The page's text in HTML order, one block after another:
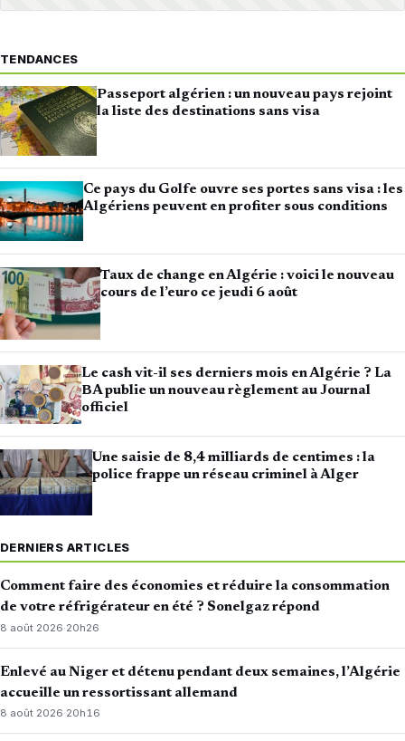
TENDANCES
Passeport algérien : un nouveau pays rejoint
la liste des destinations sans visa
Ce pays du Golfe ouvre ses portes sans visa : les
Algériens peuvent en profiter sous conditions
Taux de change en Algérie : voici le nouveau
cours de l’euro ce jeudi 6 août
Le cash vit-il ses derniers mois en Algérie ? La
BA publie un nouveau règlement au Journal
officiel
Une saisie de 8,4 milliards de centimes : la
police frappe un réseau criminel à Alger
DERNIERS ARTICLES
Comment faire des économies et réduire la consommation
de votre réfrigérateur en été ? Sonelgaz répond
8 août 2026·20h26
Enlevé au Niger et détenu pendant deux semaines, l’Algérie
accueille un ressortissant allemand
8 août 2026·20h16